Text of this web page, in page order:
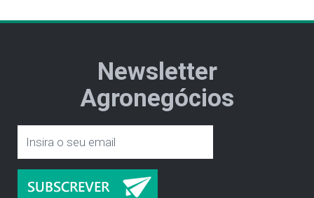
Newsletter
Agronegócios